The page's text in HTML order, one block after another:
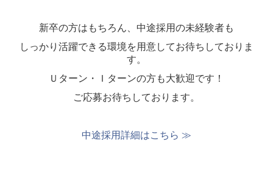
新卒の方はもちろん、中途採用の未経験者も
しっかり活躍できる環境を用意してお待ちしておりま
す。
Ｕターン・Ｉターンの方も大歓迎です！
ご応募お待ちしております。
中途採用詳細はこちら ≫